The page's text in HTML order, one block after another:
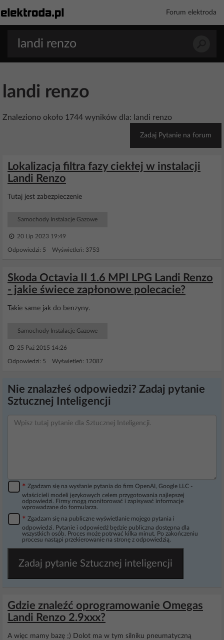
Forum elektroda
landi renzo
Znaleziono około 1744 wyników dla: landi renzo
Zadaj Pytanie na forum
Lokalizacja filtra fazy ciekłej w instalacji
Landi Renzo
Tutaj jest zabezpieczenie
Samochody Instalacje Gazowe
20 Lip 2023 19:49
Odpowiedzi: 5 Wyświetleń: 3753
Skoda Octavia II 1.6 MPI LPG Landi Renzo
- jakie świece zapłonowe polecacie?
Takie same jak do benzyny.
Samochody Instalacje Gazowe
25 Paź 2015 14:26
Odpowiedzi: 5 Wyświetleń: 12087
Nie znalazłeś odpowiedzi? Zadaj pytanie
Sztucznej Inteligencji
* Zgadzam się na wysłanie pytania do firm OpenAI, Google LLC -
właścicieli modeli językowych celem przygotowania najlepszej
odpowiedzi. Firmy mogą monitorować i zapisywać informacje
wprowadzane do formularza.
* Zgadzam się na publiczne wyświetlanie mojego pytania i
odpowiedzi. Pytanie i odpowiedź będzie publiczna dostępna dla
wszystkich osób. Proces może potrwać kilka minut. Po zakończeniu
procesu nastąpi przekierowanie na stronę z odpowiedzią.
Zadaj pytanie Sztucznej inteligencji
Gdzie znaleźć oprogramowanie Omegas
Landi Renzo 2.9xxx?
A więc mamy bazę ;) Dolot ma w tym silniku pneumatyczną